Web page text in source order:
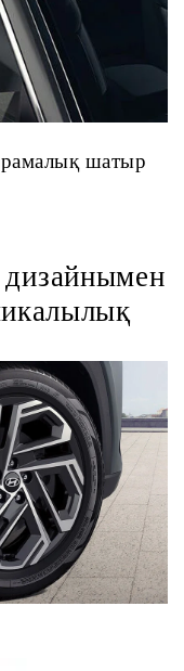
шатыр
дизайнымен